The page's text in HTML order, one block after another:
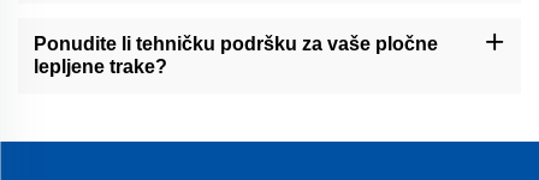
radnih uvjeta. Međutim, naše najbolje opasnice za folder lejer su
dizajnirane za dugotrajno korištenje i mogu izdržati neprestano
radanje uz odgovarajuću održavanja.
Ponudite li tehničku podršku za vaše pločne
lepljene trake?
rješavanjem problema i bilo kojim drugim pitanjima koja možda